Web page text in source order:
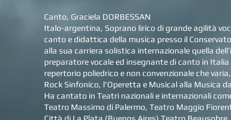
Canto, Graciela DORBESSAN
Italo-argentina, Soprano lirico di grande agilità
canto e didattica della musica presso il
alla sua carriera solistica internazionale quella
preparatore vocale ed insegnante di canto in Italia
repertorio poliedrico e non convenzionale che
Rock Sinfonico, l'Operetta e Musical alla Musica
Ha cantato in Teatri nazionali e internazionali
Teatro Massimo di Palermo, Teatro Maggio